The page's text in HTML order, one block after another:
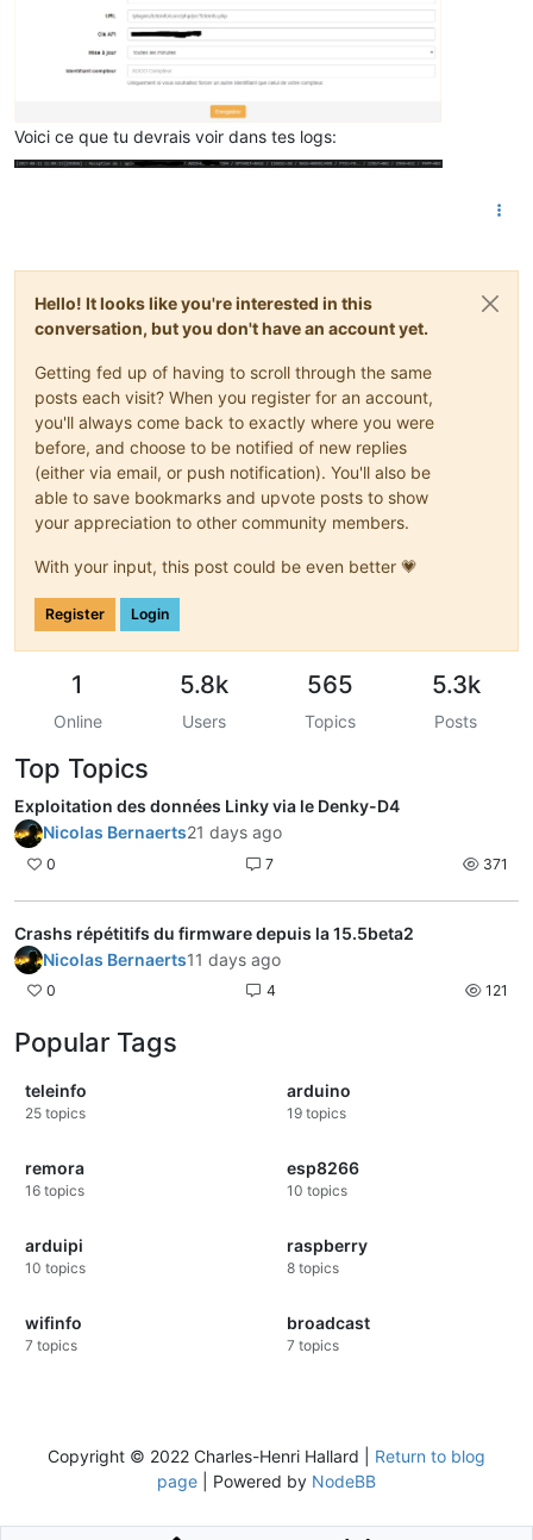
Voici ce que tu devrais voir dans tes logs:
Hello! It looks like you're interested in this
conversation, but you don't have an account yet.
Getting fed up of having to scroll through the same
posts each visit? When you register for an account,
you'll always come back to exactly where you were
before, and choose to be notified of new replies
(either via email, or push notification). You'll also be
able to save bookmarks and upvote posts to show
your appreciation to other community members.
With your input, this post could be even better 💗
Register Login
1
Online
5.8k
Users
565
Topics
5.3k
Posts
Top Topics
Exploitation des données Linky via le Denky-D4
Nicolas Bernaerts21 days ago
0 7 371
Crashs répétitifs du firmware depuis la 15.5beta2
Nicolas Bernaerts11 days ago
0 4 121
Popular Tags
teleinfo
25 topics
arduino
19 topics
remora
16 topics
esp8266
10 topics
arduipi
10 topics
raspberry
8 topics
wifinfo
7 topics
broadcast
7 topics
Copyright © 2022 Charles-Henri Hallard | Return to blog
page | Powered by NodeBB